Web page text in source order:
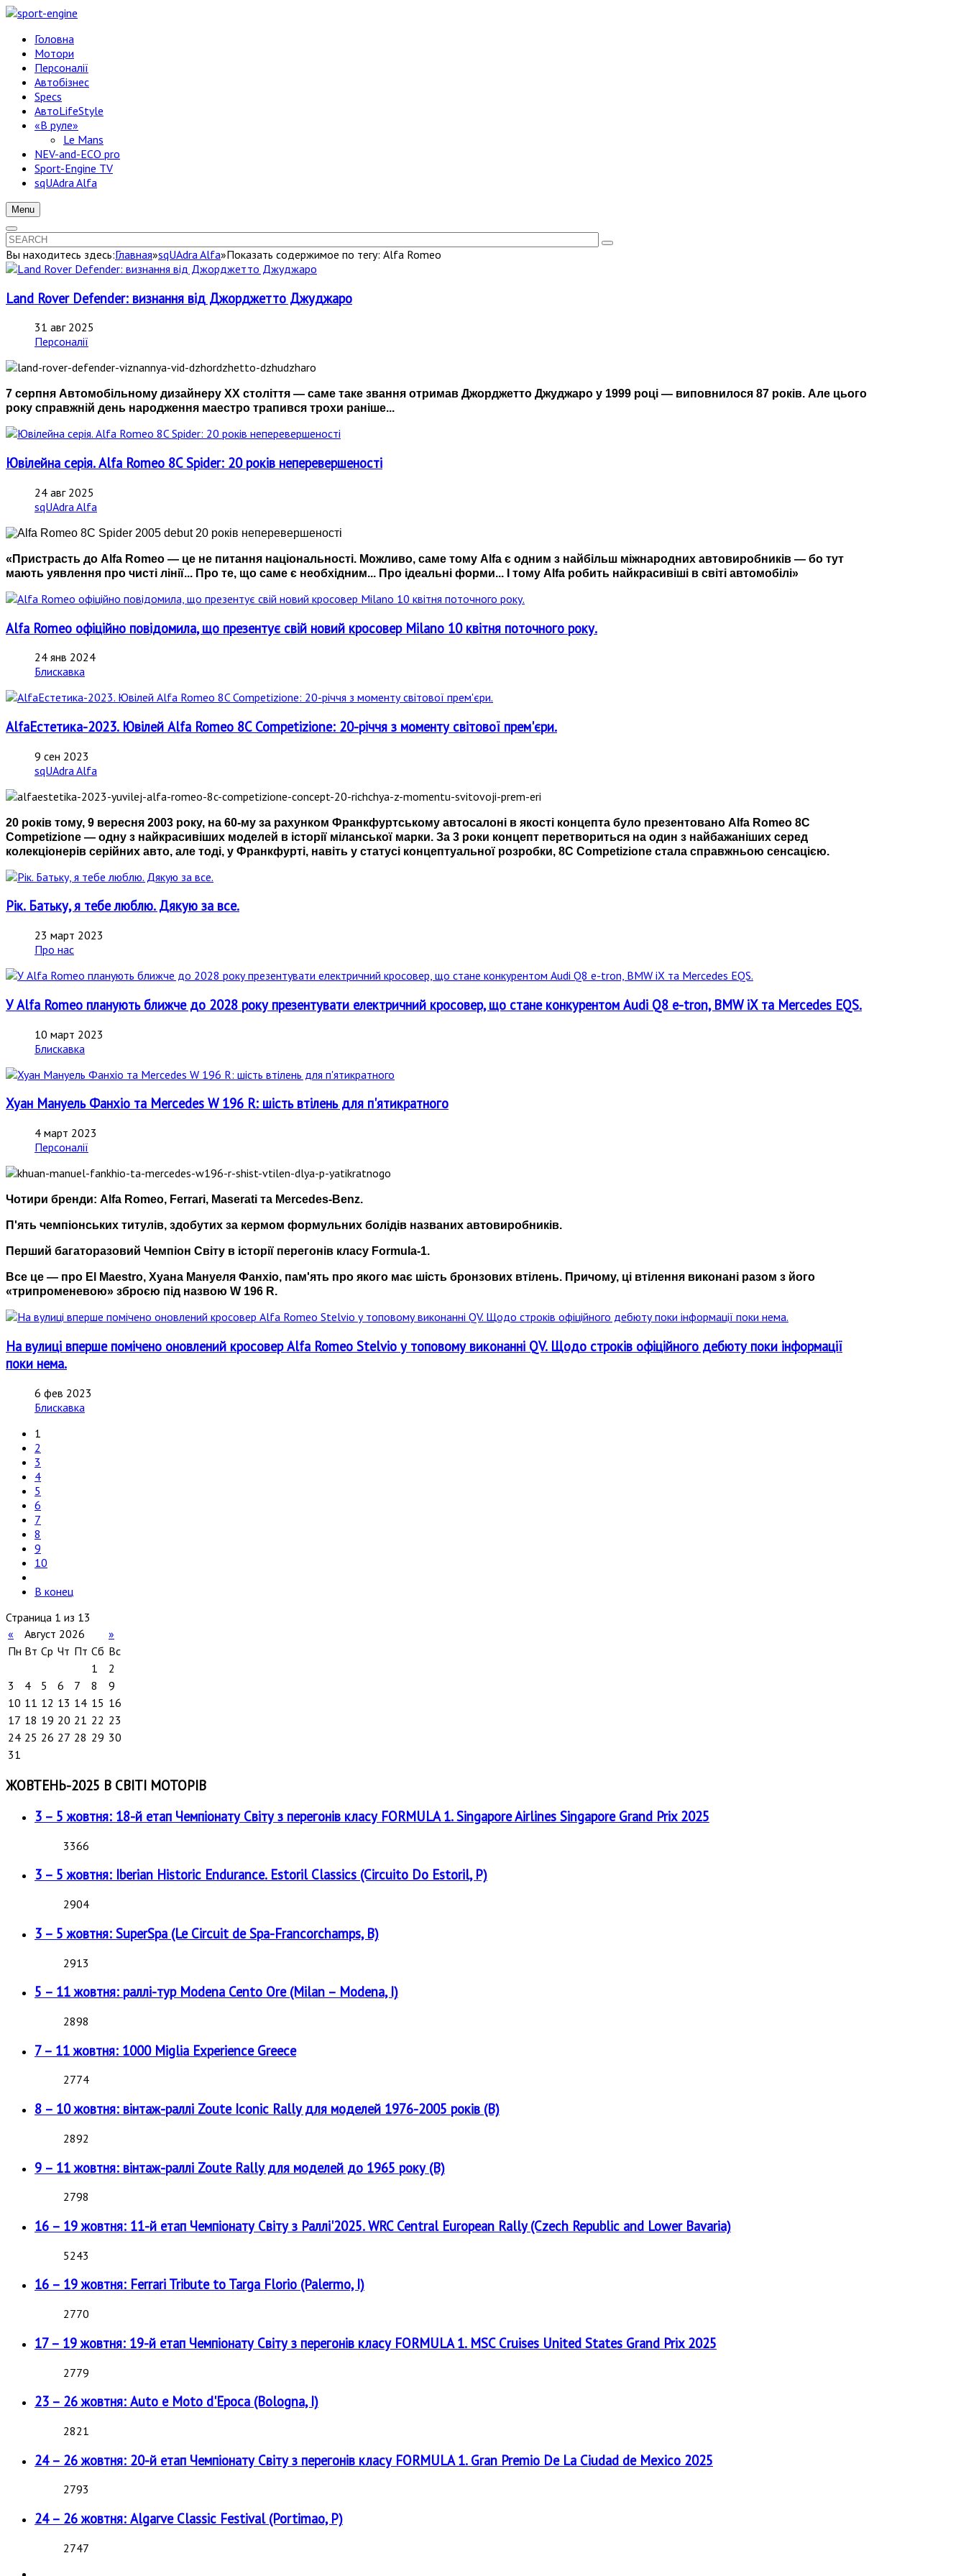
Головна
Мотори
Персоналії
Автобізнес
Specs
АвтоLifeStyle
«В руле»
Le Mans
NEV-and-ECO pro
Sport-Engine TV
sqUAdra Alfa
Menu
Вы находитесь здесь:Главная»sqUAdra Alfa»Показать содержимое по тегу: Alfa Romeo
Land Rover Defender: визнання від Джорджетто Джуджаро
31 авг 2025
Персоналії
7 серпня Автомобільному дизайнеру ХХ століття — саме таке звання отримав Джорджетто Джуджаро у 1999 році — виповнилося 87 років. Але цього
року справжній день народження маестро трапився трохи раніше...
Ювілейна серія. Alfa Romeo 8C Spider: 20 років неперевершеності
24 авг 2025
sqUAdra Alfa
«Пристрасть до Alfa Romeo — це не питання національності. Можливо, саме тому Alfa є одним з найбільш міжнародних автовиробників — бо тут
мають уявлення про чисті лінії... Про те, що саме є необхідним... Про ідеальні форми... І тому Alfa робить найкрасивіші в світі автомобілі»
Alfa Romeo офіційно повідомила, що презентує свій новий кросовер Milano 10 квітня поточного року.
24 янв 2024
Блискавка
AlfaЕстетика-2023. Ювілей Alfa Romeo 8C Competizione: 20-річчя з моменту світової прем'єри.
9 сен 2023
sqUAdra Alfa
20 років тому, 9 вересня 2003 року, на 60-му за рахунком Франкфуртському автосалоні в якості концепта було презентовано Alfa Romeo 8C
Competizione — одну з найкрасивіших моделей в історії міланської марки. За 3 роки концепт перетвориться на один з найбажаніших серед
колекціонерів серійних авто, але тоді, у Франкфурті, навіть у статусі концептуальної розробки, 8C Competizione стала справжньою сенсацією.
Рік. Батьку, я тебе люблю. Дякую за все.
23 март 2023
Про нас
У Alfa Romeo планують ближче до 2028 року презентувати електричний кросовер, що стане конкурентом Audi Q8 e-tron, BMW iX та Mercedes EQS.
10 март 2023
Блискавка
Хуан Мануель Фанхіо та Mercedes W 196 R: шість втілень для п'ятикратного
4 март 2023
Персоналії
Чотири бренди: Alfa Romeo, Ferrari, Maserati та Mercedes-Benz.
П'ять чемпіонських титулів, здобутих за кермом формульних болідів названих автовиробників.
Перший багаторазовий Чемпіон Світу в історії перегонів класу Formula-1.
Все це — про El Maestro, Хуана Мануеля Фанхіо, пам'ять про якого має шість бронзових втілень. Причому, ці втілення виконані разом з його
«трипроменевою» зброєю під назвою W 196 R.
На вулиці вперше помічено оновлений кросовер Alfa Romeo Stelvio у топовому виконанні QV. Щодо строків офіційного дебюту поки інформації
поки нема.
6 фев 2023
Блискавка
1
2
3
4
5
6
7
8
9
10
В конец
Страница 1 из 13
«
Август 2026
»
Пн Вт Ср Чт Пт Сб Вс
1
2
3
4 5 6 7 8
9
10 11 12 13 14 15 16
17 18 19 20 21 22 23
24 25 26 27 28 29 30
31
ЖОВТЕНЬ-2025 В СВІТІ МОТОРІВ
3 – 5 жовтня: 18-й етап Чемпіонату Світу з перегонів класу FORMULA 1. Singapore Airlines Singapore Grand Prix 2025
3366
3 – 5 жовтня: Iberian Historic Endurance. Estoril Classics (Circuito Do Estoril, P)
2904
3 – 5 жовтня: SuperSpa (Le Circuit de Spa-Francorchamps, B)
2913
5 – 11 жовтня: раллі-тур Modena Cento Ore (Milan – Modena, I)
2898
7 – 11 жовтня: 1000 Miglia Experience Greece
2774
8 – 10 жовтня: вінтаж-раллі Zoute Iconic Rally для моделей 1976-2005 років (B)
2892
9 – 11 жовтня: вінтаж-раллі Zoute Rally для моделей до 1965 року (B)
2798
16 – 19 жовтня: 11-й етап Чемпіонату Світу з Раллі'2025. WRC Central European Rally (Czech Republic and Lower Bavaria)
5243
16 – 19 жовтня: Ferrari Tribute to Targa Florio (Palermo, I)
2770
17 – 19 жовтня: 19-й етап Чемпіонату Світу з перегонів класу FORMULA 1. MSC Cruises United States Grand Prix 2025
2779
23 – 26 жовтня: Auto e Moto d'Epoca (Bologna, I)
2821
24 – 26 жовтня: 20-й етап Чемпіонату Світу з перегонів класу FORMULA 1. Gran Premio De La Ciudad de Mexico 2025
2793
24 – 26 жовтня: Algarve Classic Festival (Portimao, P)
2747